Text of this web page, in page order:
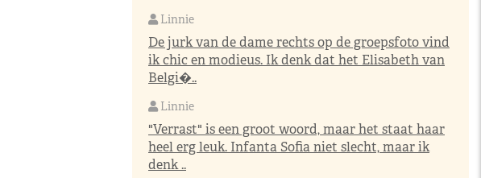
Linnie
De jurk van de dame rechts op de groepsfoto vind
ik chic en modieus. Ik denk dat het Elisabeth van
Belgi�..
Linnie
"Verrast" is een groot woord, maar het staat haar
heel erg leuk. Infanta Sofia niet slecht, maar ik
denk ..